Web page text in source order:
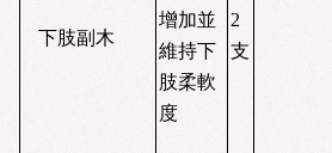
下肢副木
增加並
維持下
肢柔軟
度
2
支